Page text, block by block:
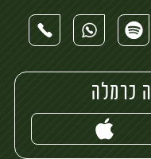
כרמלה